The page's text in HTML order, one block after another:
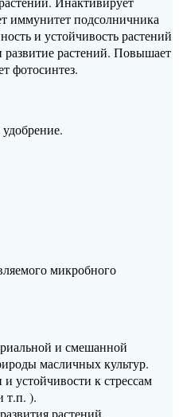
иммунитет подсолничника
и устойчивость растений
развитие растений. Повышает
фотосинтез.
микробного
и смешанной
масличных культур.
устойчивости к стрессам
т.п. ).
растений.